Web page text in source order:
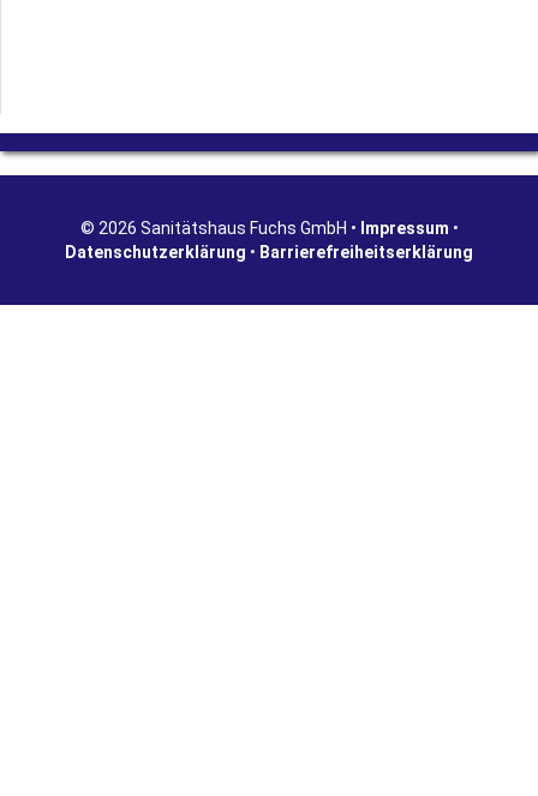
© 2026 Sanitätshaus Fuchs GmbH • Impressum •
Datenschutzerklärung • Barrierefreiheitserklärung